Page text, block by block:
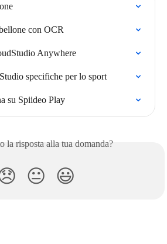
con OCR
Anywhere
specifiche per lo sport
su Spiideo Play
la risposta alla tua domanda?
😐 😃